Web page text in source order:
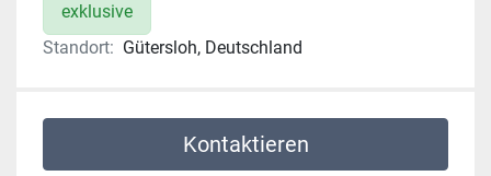
exklusive
Standort: Gütersloh, Deutschland
Kontaktieren